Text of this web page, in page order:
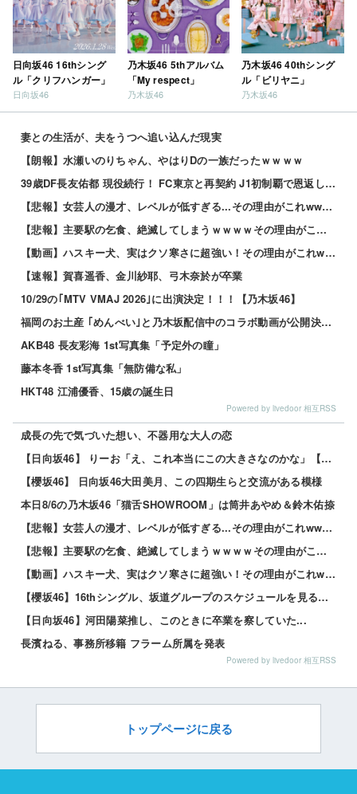
日向坂46 16thシング
ル「クリフハンガー」
日向坂46
乃木坂46 5thアルバム
「My respect」
乃木坂46
乃木坂46 40thシング
ル「ビリヤニ」
乃木坂46
妻との生活が、夫をうつへ追い込んだ現実
【朗報】水瀬いのりちゃん、やはりDの一族だったｗｗｗｗ
39歳DF長友佑都 現役続行！ FC東京と再契約 J1初制覇で恩返し誓う 今日ホーム町田戦で正式表明
【悲報】女芸人の漫才、レベルが低すぎる...その理由がこれwww 他
【悲報】主要駅の乞食、絶滅してしまうｗｗｗｗその理由がこれｗｗｗｗ 他
【動画】ハスキー犬、実はクソ寒さに超強い！その理由がこれwwwwww 他
【速報】賀喜遥香、金川紗耶、弓木奈於が卒業
10/29の｢MTV VMAJ 2026｣に出演決定！！！【乃木坂46】
福岡のお土産 ｢めんべい｣と乃木坂配信中のコラボ動画が公開決定！！！【乃木坂46】
AKB48 長友彩海 1st写真集「予定外の瞳」
藤本冬香 1st写真集「無防備な私」
HKT48 江浦優香、15歳の誕生日
Powered by livedoor 相互RSS
成長の先で気づいた想い、不器用な大人の恋
【日向坂46】 りーお「え、これ本当にこの大きさなのかな」【藤嶌果歩 1st写真集】
【櫻坂46】 日向坂46大田美月、この四期生らと交流がある模様
本日8/6の乃木坂46「猫舌SHOWROOM」は筒井あやめ＆鈴木佑捺
【悲報】女芸人の漫才、レベルが低すぎる...その理由がこれwww 他
【悲報】主要駅の乞食、絶滅してしまうｗｗｗｗその理由がこれｗｗｗｗ 他
【動画】ハスキー犬、実はクソ寒さに超強い！その理由がこれwwwwww 他
【櫻坂46】16thシングル、坂道グループのスケジュールを見ると…
【日向坂46】河田陽菜推し、このときに卒業を察していた...
長濱ねる、事務所移籍 フラーム所属を発表
Powered by livedoor 相互RSS
トップページに戻る